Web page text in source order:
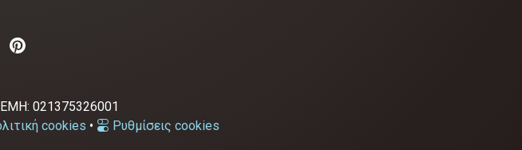
021375326001
cookies • Ρυθμίσεις cookies